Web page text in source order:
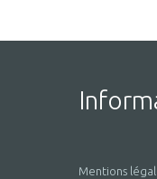
Mentions